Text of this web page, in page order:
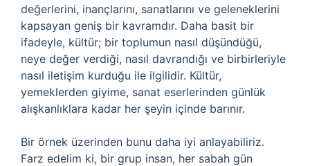
değerlerini, inançlarını, sanatlarını ve geleneklerini
kapsayan geniş bir kavramdır. Daha basit bir
ifadeyle, kültür; bir toplumun nasıl düşündüğü,
neye değer verdiği, nasıl davrandığı ve birbirleriyle
nasıl iletişim kurduğu ile ilgilidir. Kültür,
yemeklerden giyime, sanat eserlerinden günlük
alışkanlıklara kadar her şeyin içinde barınır.
Bir örnek üzerinden bunu daha iyi anlayabiliriz.
Farz edelim ki, bir grup insan, her sabah gün